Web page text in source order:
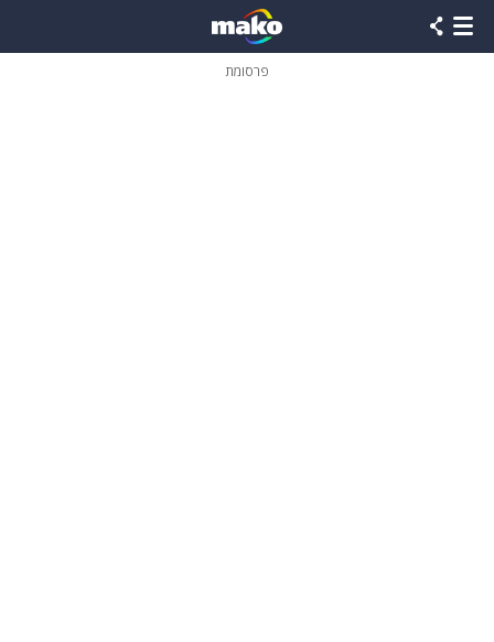
פרסומת